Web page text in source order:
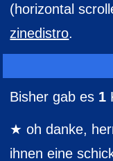
(horizontal
zinedistro.
Bisher gab es 1
oh danke,
ihnen eine